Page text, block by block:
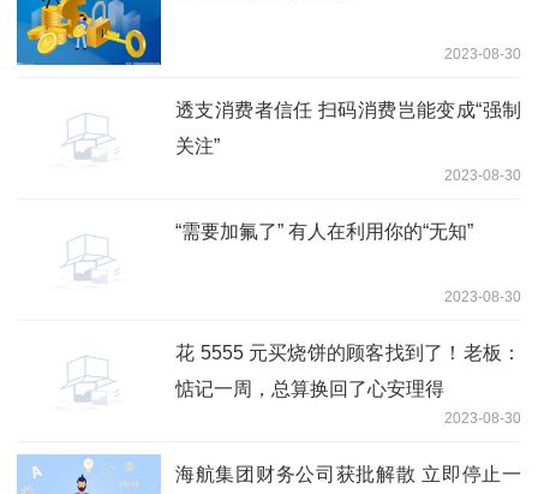
2023-08-30
透支消费者信任 扫码消费岂能变成“强制
关注”
2023-08-30
“需要加氟了” 有人在利用你的“无知”
2023-08-30
花 5555 元买烧饼的顾客找到了！老板：
惦记一周，总算换回了心安理得
2023-08-30
海航集团财务公司获批解散 立即停止一